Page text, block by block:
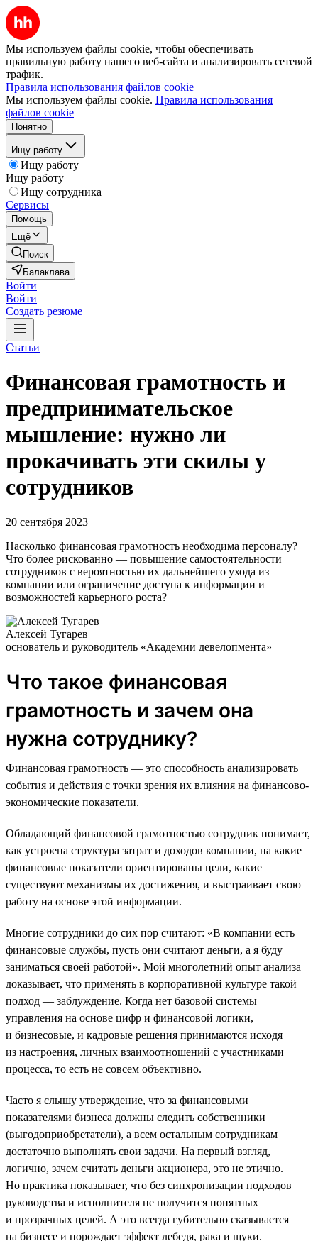
Мы используем файлы cookie, чтобы обеспечивать
правильную работу нашего веб-сайта и анализировать сетевой
трафик.
Правила использования файлов cookie
Мы используем файлы cookie. Правила использования
файлов cookie
Понятно
Ищу работу
Ищу работу
Ищу работу
Ищу сотрудника
Сервисы
Помощь
Ещё
Поиск
Балаклава
Войти
Войти
Создать резюме
Статьи
Финансовая грамотность и
предпринимательское
мышление: нужно ли
прокачивать эти скилы у
сотрудников
20 сентября 2023
Насколько финансовая грамотность необходима персоналу?
Что более рискованно — повышение самостоятельности
сотрудников с вероятностью их дальнейшего ухода из
компании или ограничение доступа к информации и
возможностей карьерного роста?
Алексей Тугарев
основатель и руководитель «Академии девелопмента»
Что такое финансовая
грамотность и зачем она
нужна сотруднику?
Финансовая грамотность — это способность анализировать
события и действия с точки зрения их влияния на финансово-
экономические показатели.
Обладающий финансовой грамотностью сотрудник понимает,
как устроена структура затрат и доходов компании, на какие
финансовые показатели ориентированы цели, какие
существуют механизмы их достижения, и выстраивает свою
работу на основе этой информации.
Многие сотрудники до сих пор считают: «В компании есть
финансовые службы, пусть они считают деньги, а я буду
заниматься своей работой». Мой многолетний опыт анализа
доказывает, что применять в корпоративной культуре такой
подход — заблуждение. Когда нет базовой системы
управления на основе цифр и финансовой логики,
и бизнесовые, и кадровые решения принимаются исходя
из настроения, личных взаимоотношений с участниками
процесса, то есть не совсем объективно.
Часто я слышу утверждение, что за финансовыми
показателями бизнеса должны следить собственники
(выгодоприобретатели), а всем остальным сотрудникам
достаточно выполнять свои задачи. На первый взгляд,
логично, зачем считать деньги акционера, это не этично.
Но практика показывает, что без синхронизации подходов
руководства и исполнителя не получится понятных
и прозрачных целей. А это всегда губительно сказывается
на бизнесе и порождает эффект лебедя, рака и щуки.